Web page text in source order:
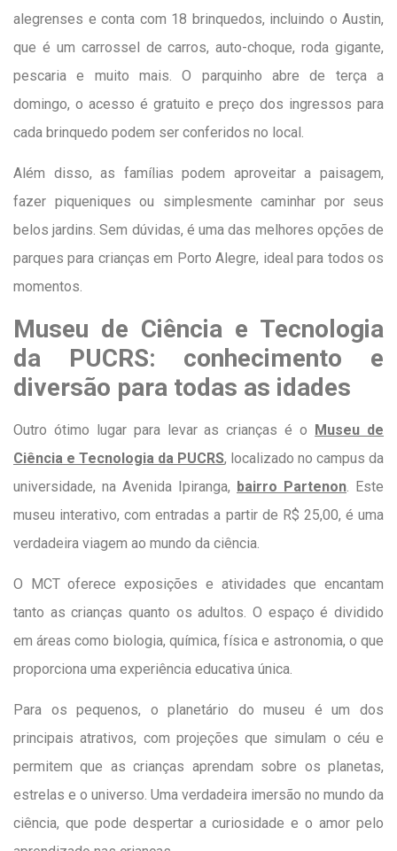
alegrenses e conta com 18 brinquedos, incluindo o Austin,
que é um carrossel de carros, auto-choque, roda gigante,
pescaria e muito mais. O parquinho abre de terça a
domingo, o acesso é gratuito e preço dos ingressos para
cada brinquedo podem ser conferidos no local.
Além disso, as famílias podem aproveitar a paisagem,
fazer piqueniques ou simplesmente caminhar por seus
belos jardins. Sem dúvidas, é uma das melhores opções de
parques para crianças em Porto Alegre, ideal para todos os
momentos.
Museu de Ciência e Tecnologia
da PUCRS: conhecimento e
diversão para todas as idades
Outro ótimo lugar para levar as crianças é o Museu de
Ciência e Tecnologia da PUCRS, localizado no campus da
universidade, na Avenida Ipiranga, bairro Partenon . Este
museu interativo, com entradas a partir de R$ 25,00, é uma
verdadeira viagem ao mundo da ciência.
O MCT oferece exposições e atividades que encantam
tanto as crianças quanto os adultos. O espaço é dividido
em áreas como biologia, química, física e astronomia, o que
proporciona uma experiência educativa única.
Para os pequenos, o planetário do museu é um dos
principais atrativos, com projeções que simulam o céu e
permitem que as crianças aprendam sobre os planetas,
estrelas e o universo. Uma verdadeira imersão no mundo da
ciência, que pode despertar a curiosidade e o amor pelo